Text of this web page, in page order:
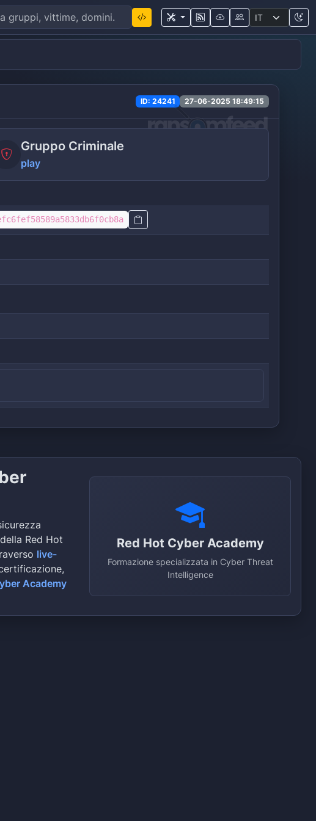
ID: 24241 27-06-2025 18:49:15
Gruppo Criminale
play
Red Hot
live-
Academy
Red Hot Cyber Academy
Formazione specializzata in Cyber Threat
Intelligence